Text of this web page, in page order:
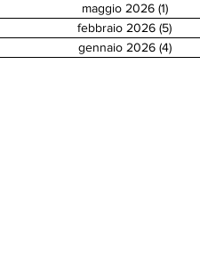
maggio 2026 (1)1 post
febbraio 2026 (5)
gennaio 2026 (4)4 post